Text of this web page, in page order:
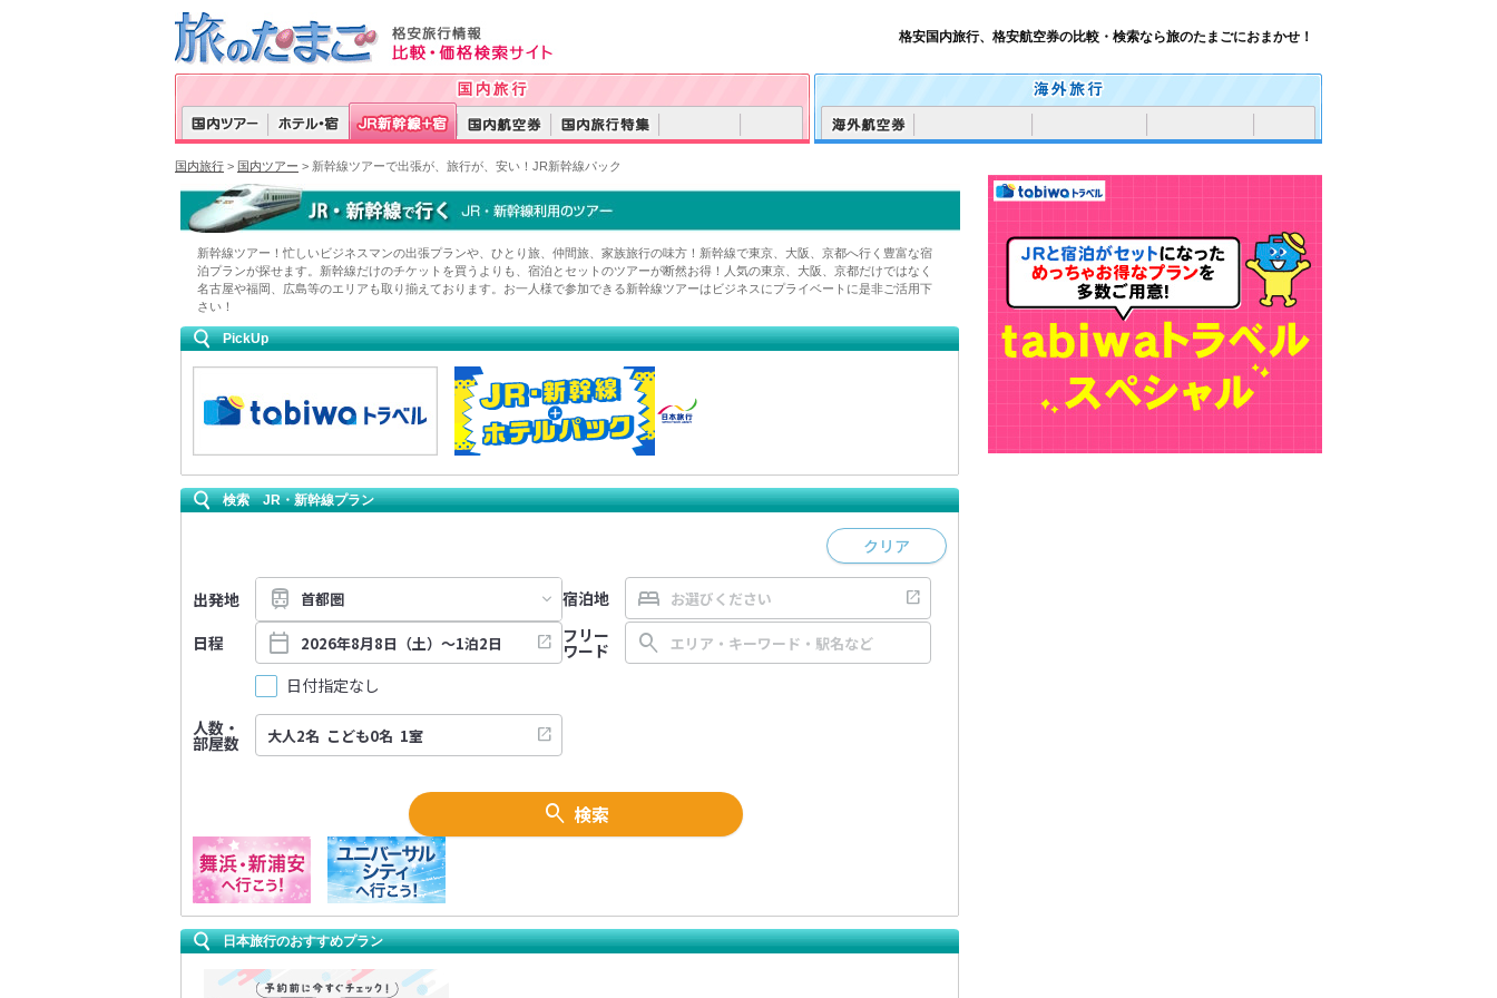
格安国内旅行、格安航空券の比較・検索なら旅のたまごにおまかせ！
国内旅行 > 国内ツアー > 新幹線ツアーで出張が、旅行が、安い！JR新幹線パック
新幹線ツアー！忙しいビジネスマンの出張プランや、ひとり旅、仲間旅、家族旅行の味方！新幹線で東京、大阪、京都へ行く豊富な宿
泊プランが探せます。新幹線だけのチケットを買うよりも、宿泊とセットのツアーが断然お得！人気の東京、大阪、京都だけではなく
名古屋や福岡、広島等のエリアも取り揃えております。お一人様で参加できる新幹線ツアーはビジネスにプライベートに是非ご活用下
さい！
PickUp
検索 JR・新幹線プラン
クリア
出発地
宿泊地
フリー
ワード
日程
日付指定なし
人数・
部屋数
検索
日本旅行のおすすめプラン